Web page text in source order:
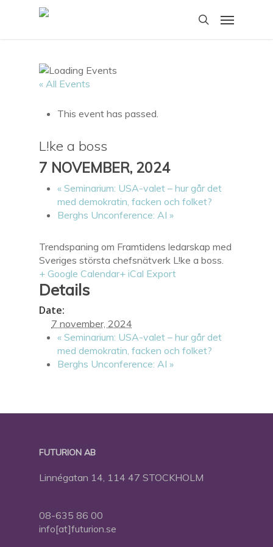
search
Menu
« All Events
This event has passed.
L!ke a boss
7 NOVEMBER, 2024
« Seminarium: USA-valet – hur går det
med demokratin, facken och folket?
Berghs Unconference: AI »
Trendspaning om Framtidens ledarskap med
Sveriges största chefsnätverk L!ke a boss.
+ Google Calendar+ iCal Export
Details
Date:
7 november, 2024
« Seminarium: USA-valet – hur går det
med demokratin, facken och folket?
Berghs Unconference: AI »
FUTURION AB
Linnégatan 14, 114 47 STOCKHOLM
08-635 86 00
info[at]futurion.se